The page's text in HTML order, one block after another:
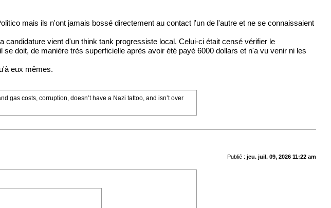
mais ils n'ont jamais bossé directement au contact l'un de l'autre et ne se connaissaient
vient d'un think tank progressiste local. Celui-ci était censé vérifier le
doit, de manière très superficielle après avoir été payé 6000 dollars et n'a vu venir ni les
eux mêmes.
gas costs, corruption, doesn’t have a Nazi tattoo, and isn’t over
Publié : jeu. juil. 09, 2026 11:22 am